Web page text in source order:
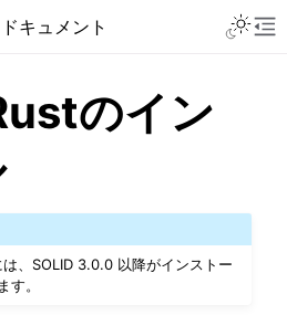
キュメント
のイン
、SOLID 3.0.0 以降がインストー
す。